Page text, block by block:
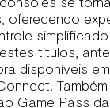
oferecendo
títulos,
disponíveis
Game Pass